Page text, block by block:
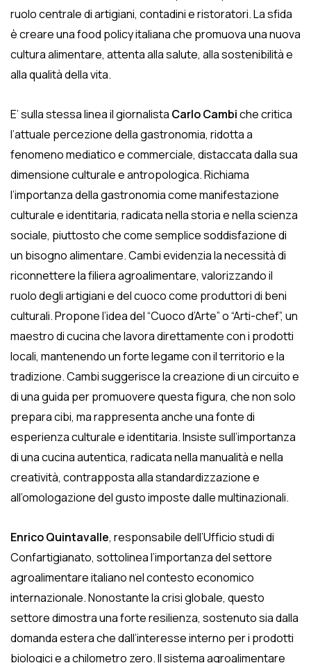
ruolo centrale di artigiani, contadini e ristoratori. La sfida
è creare una food policy italiana che promuova una nuova
cultura alimentare, attenta alla salute, alla sostenibilità e
alla qualità della vita.
E’ sulla stessa linea il giornalista Carlo Cambiche critica
l’attuale percezione della gastronomia, ridotta a
fenomeno mediatico e commerciale, distaccata dalla sua
dimensione culturale e antropologica. Richiama
l’importanza della gastronomia come manifestazione
culturale e identitaria, radicata nella storia e nella scienza
sociale, piuttosto che come semplice soddisfazione di
un bisogno alimentare. Cambi evidenzia la necessità di
riconnettere la filiera agroalimentare, valorizzando il
ruolo degli artigiani e del cuoco come produttori di beni
culturali. Propone l’idea del “Cuoco d’Arte” o “Arti-chef”, un
maestro di cucina che lavora direttamente con i prodotti
locali, mantenendo un forte legame con il territorio e la
tradizione. Cambi suggerisce la creazione di un circuito e
di una guida per promuovere questa figura, che non solo
prepara cibi, ma rappresenta anche una fonte di
esperienza culturale e identitaria. Insiste sull’importanza
di una cucina autentica, radicata nella manualità e nella
creatività, contrapposta alla standardizzazione e
all’omologazione del gusto imposte dalle multinazionali.
Enrico Quintavalle, responsabile dell’Ufficio studi di
Confartigianato, sottolinea l’importanza del settore
agroalimentare italiano nel contesto economico
internazionale. Nonostante la crisi globale, questo
settore dimostra una forte resilienza, sostenuto sia dalla
domanda estera che dall’interesse interno per i prodotti
biologici e a chilometro zero. Il sistema agroalimentare